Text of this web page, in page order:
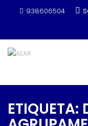
938606504
ETIQUETA: